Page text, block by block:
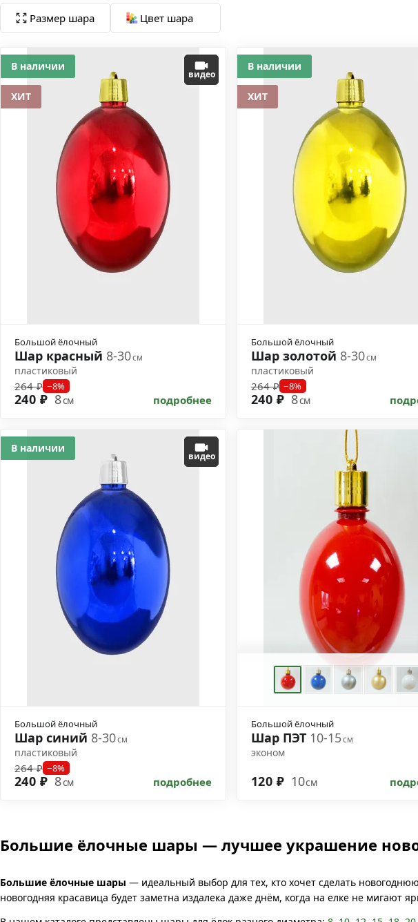
Размер шара Цвет шара
видео
Большой ёлочный
Шар красный 8-30см
пластиковый
264 ₽ −8%
240 ₽ 8см подробнее
В наличии
ХИТ
Большой ёлочный
Шар золотой 8-30см
пластиковый
264 ₽ −8%
240 ₽ 8см
В наличии
ХИТ
видео
Большой ёлочный
Шар синий 8-30см
пластиковый
264 ₽ −8%
240 ₽ 8см подробнее
В наличии
Большой ёлочный
Шар ПЭТ 10-15см
эконом
120 ₽ 10см
Большие ёлочные шары — лучшее украшение
Большие ёлочные шары — идеальный выбор для тех, кто хочет сделать
новогодняя красавица будет заметна издалека даже днём, когда на елке не мигают